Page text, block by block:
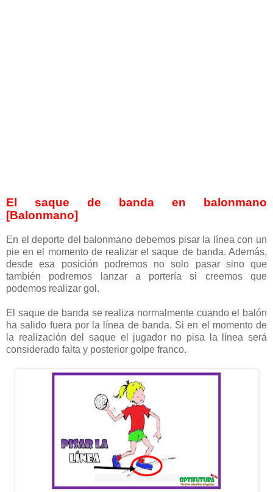
El saque de banda en balonmano
[Balonmano]
En el deporte del balonmano debemos pisar la línea con un
pie en el momento de realizar el saque de banda. Además,
desde esa posición podremos no solo pasar sino que
también podremos lanzar a portería si creemos que
podemos realizar gol.
El saque de banda se realiza normalmente cuando el balón
ha salido fuera por la línea de banda. Si en el momento de
la realización del saque el jugador no pisa la línea será
considerado falta y posterior golpe franco.